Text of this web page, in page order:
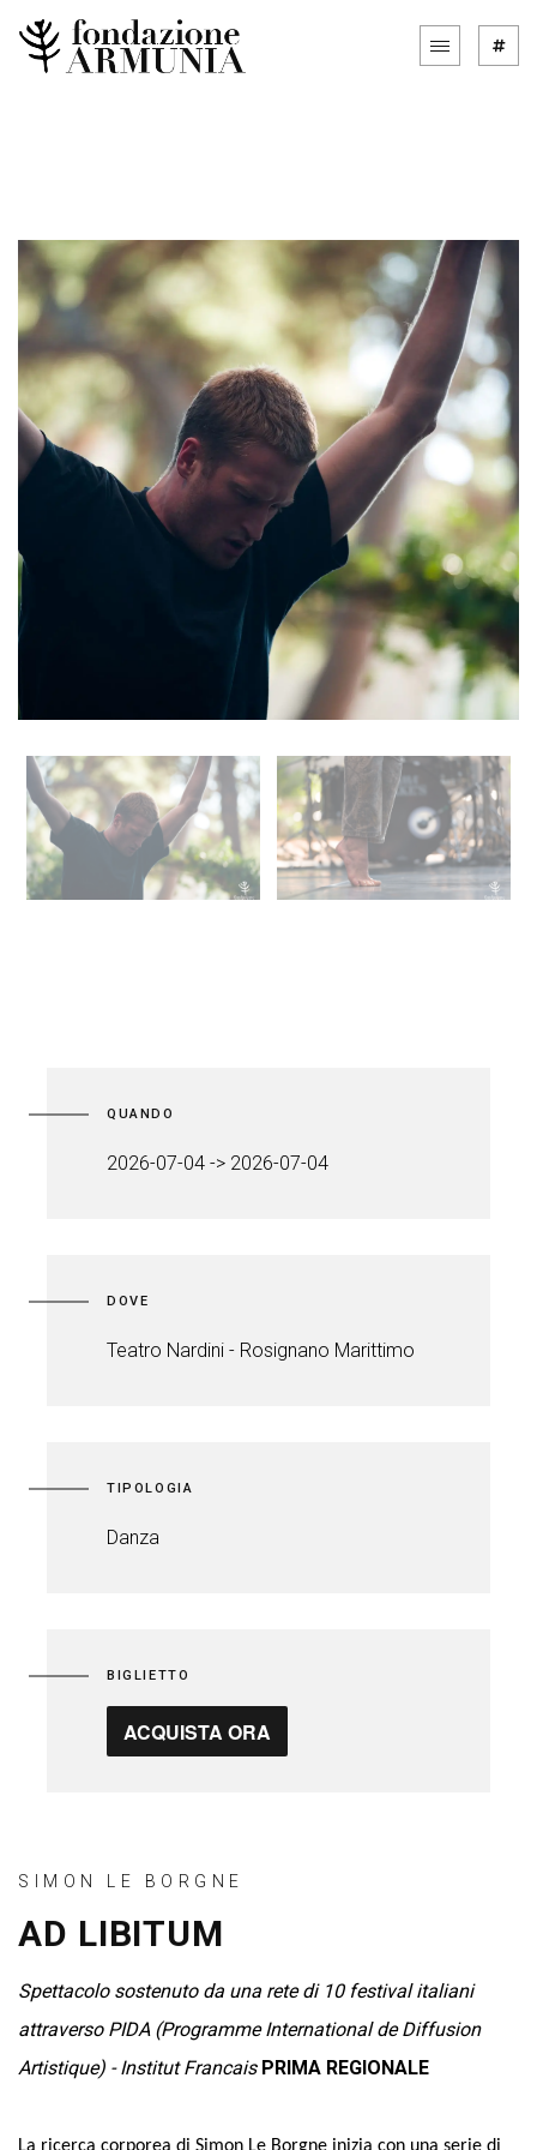
QUANDO
2026-07-04 -> 2026-07-04
DOVE
Teatro Nardini - Rosignano Marittimo
TIPOLOGIA
Danza
BIGLIETTO
ACQUISTA ORA
SIMON LE BORGNE
AD LIBITUM
Spettacolo sostenuto da una rete di 10 festival italiani
attraverso PIDA (Programme International de Diffusion
Artistique) - Institut FrancaisPRIMA REGIONALE